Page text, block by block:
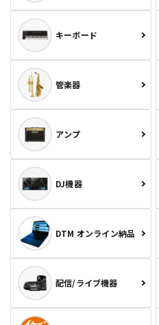
キーボード
管楽器
アンプ
DJ機器
DTM オンライン納品
配信/ライブ機器